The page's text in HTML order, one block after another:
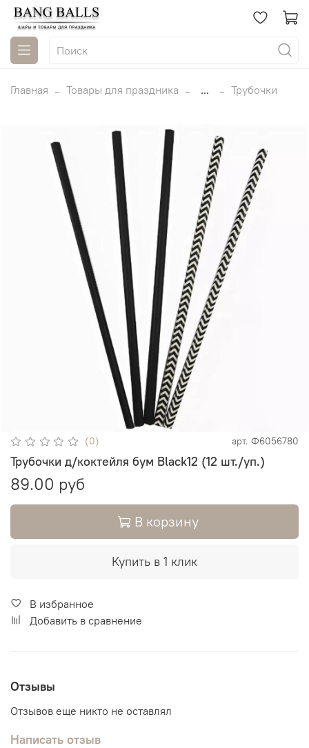
Главная Товары для праздника ... Трубочки
(0) арт. Ф6056780
Трубочки д/коктейля бум Black12 (12 шт./уп.)
89.00 руб
В корзину
Купить в 1 клик
В избранное
Добавить в сравнение
Отзывы
Отзывов еще никто не оставлял
Написать отзыв